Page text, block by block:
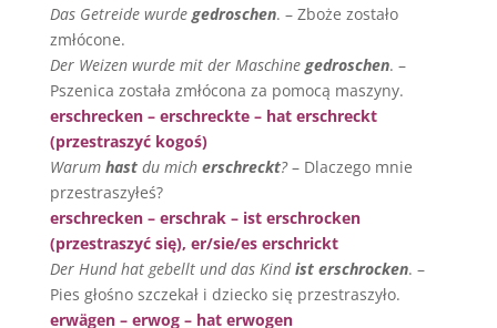
Das Getreide wurde gedroschen. – Zboże zostało
zmłócone.
Der Weizen wurde mit der Maschine gedroschen. –
Pszenica została zmłócona za pomocą maszyny.
erschrecken – erschreckte – hat erschreckt
(przestraszyć kogoś)
Warum hastdu mich erschreckt?– Dlaczego mnie
przestraszyłeś?
erschrecken – erschrak – ist erschrocken
(przestraszyć się), er/sie/es erschrickt
Der Hund hat gebellt und das Kindist erschrocken. –
Pies głośno szczekał i dziecko się przestraszyło.
erwägen – erwog – hat erwogen